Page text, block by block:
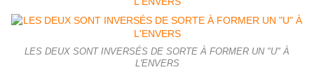
LES DEUX SONT INVERSÉS DE SORTE À FORMER UN "U" À
L'ENVERS